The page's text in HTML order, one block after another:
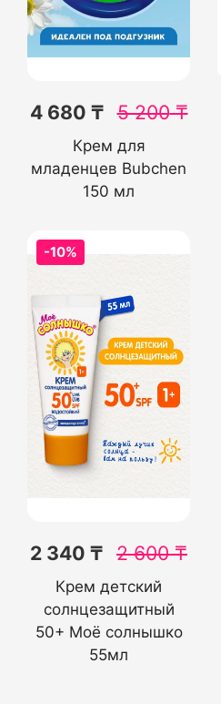
4 680 ₸ 5 200₸
Крем для
младенцев Bubchen
150 мл
-10%
2 340 ₸ 2 600₸
Крем детский
солнцезащитный
50+ Моё солнышко
55мл